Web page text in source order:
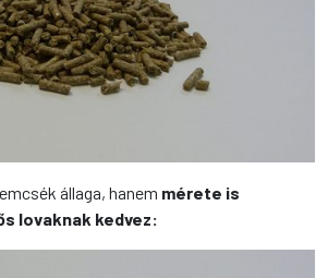
állaga, hanem mérete is
lovaknak kedvez: